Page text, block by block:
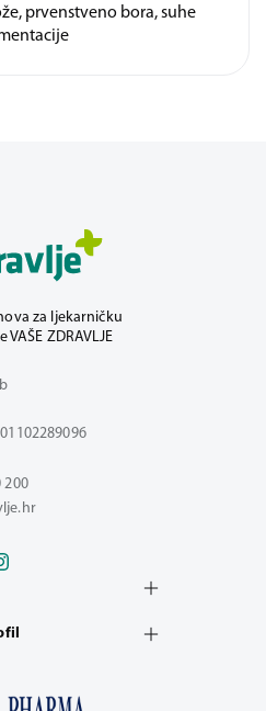
prvenstveno bora, suhe
za ljekarničku
ZDRAVLJE
200